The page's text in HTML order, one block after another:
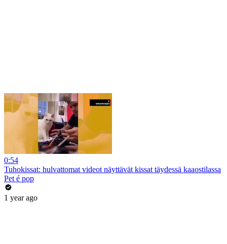
0:54
Tuhokissat: hulvattomat videot näyttävät kissat täydessä kaaostilassa
Pet é pop
1 year ago